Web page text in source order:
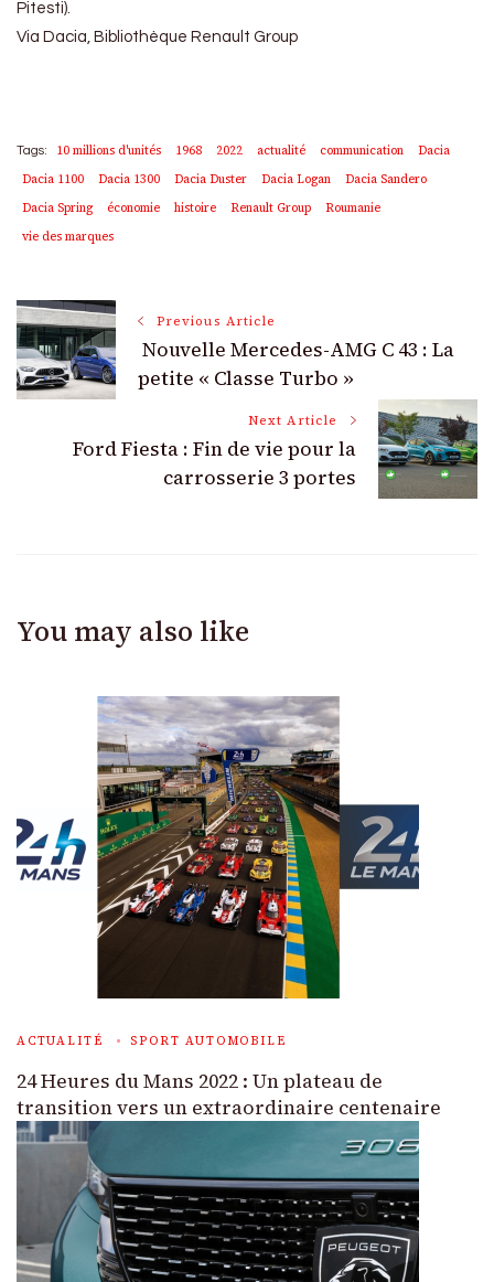
Pitesti).
Via Dacia, Bibliothèque Renault Group
Tags: 10 millions d'unités 1968 2022 actualité communication
Dacia
Dacia 1100
Dacia 1300 Dacia Duster Dacia Logan
Dacia Sandero
Dacia Spring
économie histoire Renault Group
Roumanie
vie des marques
Post
Navigation
Previous Article
Nouvelle Mercedes-AMG C 43 : La
petite « Classe Turbo »
Next Article
Ford Fiesta : Fin de vie pour la
carrosserie 3 portes
You may also like
ACTUALITÉ SPORT AUTOMOBILE
24 Heures du Mans 2022 : Un plateau de
transition vers un extraordinaire centenaire